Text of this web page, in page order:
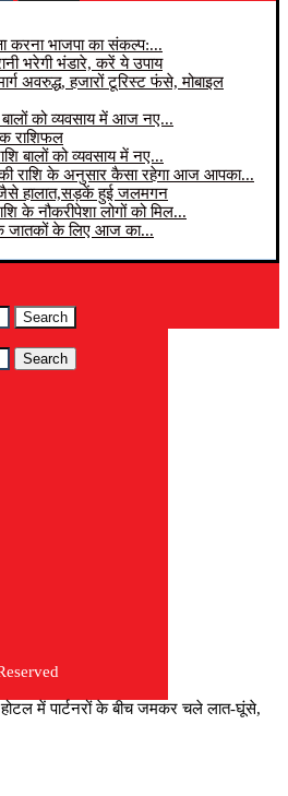
करना भाजपा का संकल्प:...
भरेगी भंडारे, करें ये उपाय
अवरुद्ध, हजारों टूरिस्ट फंसे, मोबाइल
को व्यवसाय में आज नए...
राशिफल
बालों को व्यवसाय में नए...
राशि के अनुसार कैसा रहेगा आज आपका...
जैसे हालात,सड़कें हुई जलमगन
के नौकरीपेशा लोगों को मिल...
जातकों के लिए आज का...
Search
Search
में पार्टनरों के बीच जमकर चले लात-घूंसे,